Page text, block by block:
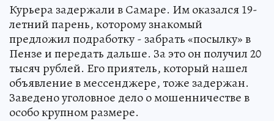
Курьера задержали в Самаре. Им оказался 19-
летний парень, которому знакомый
предложил подработку - забрать «посылку» в
Пензе и передать дальше. За это он получил 20
тысяч рублей. Его приятель, который нашел
объявление в мессенджере, тоже задержан.
Заведено уголовное дело о мошенничестве в
особо крупном размере.